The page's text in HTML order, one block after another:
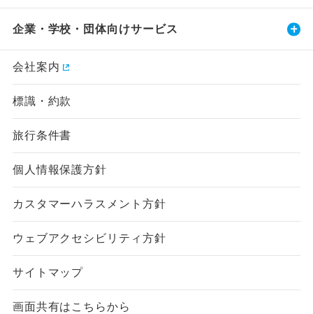
企業・学校・団体向けサービス
会社案内
標識・約款
旅行条件書
個人情報保護方針
カスタマーハラスメント方針
ウェブアクセシビリティ方針
サイトマップ
画面共有はこちらから